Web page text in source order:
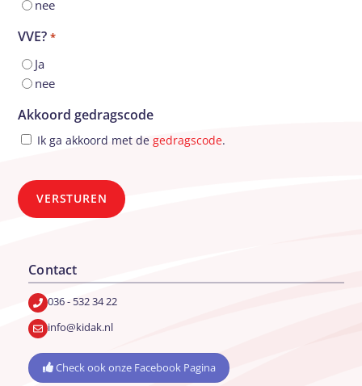
nee
VVE? *
Ja
nee
Akkoord gedragscode
Ik ga akkoord met degedragscode.
Contact
036 - 532 34 22
info@kidak.nl
Check ook onze Facebook Pagina